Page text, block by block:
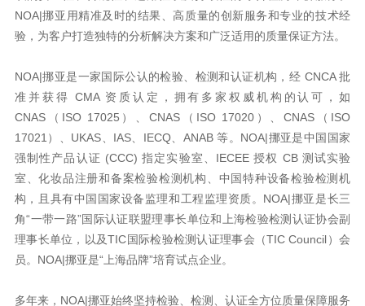
NOA|挪亚用精准及时的结果、高质量的创新服务和专业的技术经
验，为客户打造独特的分析解决方案和广泛适用的质量保证方法。
NOA|挪亚是一家国际公认的检验、检测和认证机构，经 CNCA 批
准并获得 CMA 资质认定，拥有多家权威机构的认可，如
CNAS（ISO 17025）、CNAS（ISO 17020）、CNAS（ISO
17021）、UKAS、IAS、IECQ、ANAB 等。NOA|挪亚是中国国家
强制性产品认证 (CCC) 指定实验室、IECEE 授权 CB 测试实验
室、化妆品注册和备案检验检测机构、中国特种设备检验检测机
构，且具有中国国家设备监理和工程监理资质。NOA|挪亚是长三
角“一带一路”国际认证联盟理事长单位和上海检验检测认证协会副
理事长单位，以及TIC国际检验检测认证理事会（TIC Council）会
员。NOA|挪亚是“上海品牌”培育试点企业。
多年来，NOA|挪亚始终坚持检验、检测、认证全方位质量保障服务